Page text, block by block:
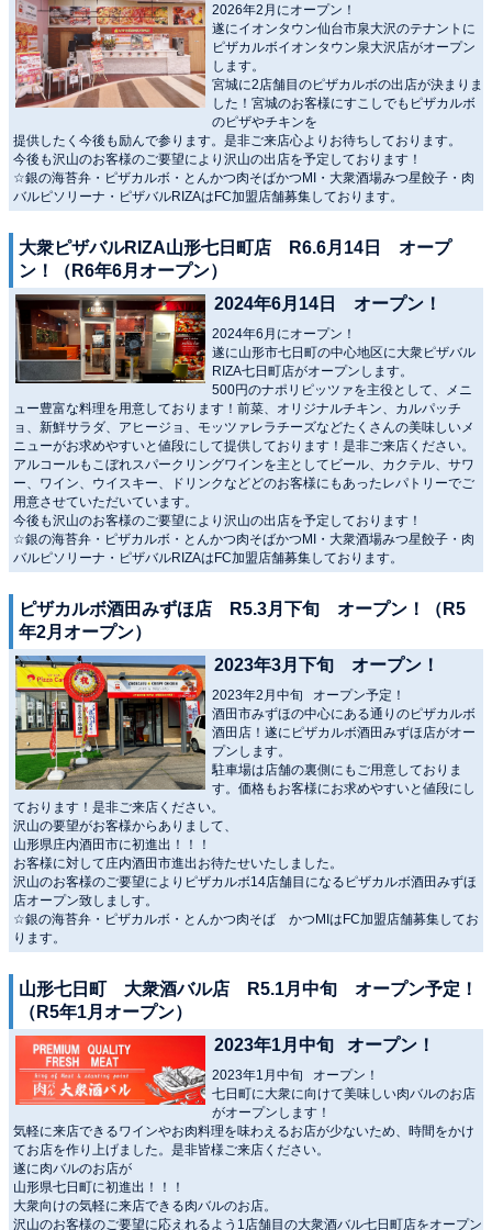
2026年2月にオープン！
遂にイオンタウン仙台市泉大沢のテナントに
ピザカルボイオンタウン泉大沢店がオープン
します。
宮城に2店舗目のピザカルボの出店が決まりま
した！宮城のお客様にすこしでもピザカルボ
のピザやチキンを
提供したく今後も励んで参ります。是非ご来店心よりお待ちしております。
今後も沢山のお客様のご要望により沢山の出店を予定しております！
☆銀の海苔弁・ピザカルボ・とんかつ肉そばかつMI・大衆酒場みつ星餃子・肉
バルピソリーナ・ピザバルRIZAはFC加盟店舗募集しております。
大衆ピザバルRIZA山形七日町店 R6.6月14日 オープ
ン！（R6年6月オープン）
2024年6月14日 オープン！
2024年6月にオープン！
遂に山形市七日町の中心地区に大衆ピザバル
RIZA七日町店がオープンします。
500円のナポリピッツァを主役として、メニ
ュー豊富な料理を用意しております！前菜、オリジナルチキン、カルパッチ
ョ、新鮮サラダ、アヒージョ、モッツァレラチーズなどたくさんの美味しいメ
ニューがお求めやすいと値段にして提供しております！是非ご来店ください。
アルコールもこぼれスパークリングワインを主としてビール、カクテル、サワ
ー、ワイン、ウイスキー、ドリンクなどどのお客様にもあったレパトリーでご
用意させていただいています。
今後も沢山のお客様のご要望により沢山の出店を予定しております！
☆銀の海苔弁・ピザカルボ・とんかつ肉そばかつMI・大衆酒場みつ星餃子・肉
バルピソリーナ・ピザバルRIZAはFC加盟店舗募集しております。
ピザカルボ酒田みずほ店 R5.3月下旬 オープン！（R5
年2月オープン）
2023年3月下旬 オープン！
2023年2月中旬 オープン予定！
酒田市みずほの中心にある通りのピザカルボ
酒田店！遂にピザカルボ酒田みずほ店がオー
プンします。
駐車場は店舗の裏側にもご用意しておりま
す。価格もお客様にお求めやすいと値段にし
ております！是非ご来店ください。
沢山の要望がお客様からありまして、
山形県庄内酒田市に初進出！！！
お客様に対して庄内酒田市進出お待たせいたしました。
沢山のお客様のご要望によりピザカルボ14店舗目になるピザカルボ酒田みずほ
店オープン致しましす。
☆銀の海苔弁・ピザカルボ・とんかつ肉そば かつMIはFC加盟店舗募集してお
ります。
山形七日町 大衆酒バル店 R5.1月中旬 オープン予定！
（R5年1月オープン）
2023年1月中旬 オープン！
2023年1月中旬 オープン！
七日町に大衆に向けて美味しい肉バルのお店
がオープンします！
気軽に来店できるワインやお肉料理を味わえるお店が少ないため、時間をかけ
てお店を作り上げました。是非皆様ご来店ください。
遂に肉バルのお店が
山形県七日町に初進出！！！
大衆向けの気軽に来店できる肉バルのお店。
沢山のお客様のご要望に応えれるよう1店舗目の大衆酒バル七日町店をオープン